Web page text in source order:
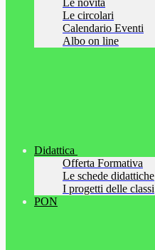
Le novità
Le circolari
Calendario Eventi
Albo on line
Didattica
Offerta Formativa
Le schede didattiche
I progetti delle classi
PON